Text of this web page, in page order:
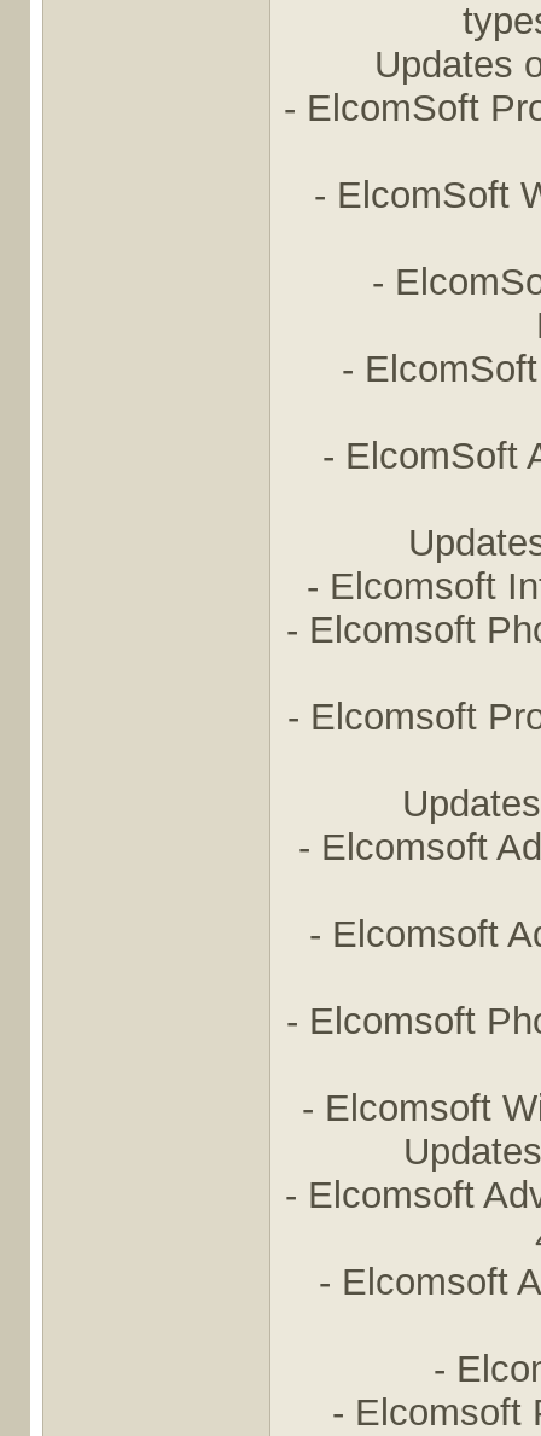
Updates
- ElcomSoft
- ElcomSoft
-
-
- ElcomSoft
- Elcomsoft
- Elcomsoft
- Elcomsoft
- Elcomsoft
- Elcomsoft
- Elcomsoft
- Elcomsoft
- Elcomsoft
- Elcomsoft
-
- Elcomsoft